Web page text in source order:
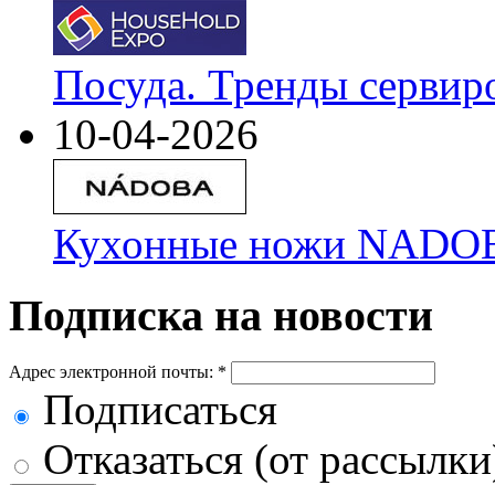
Посуда. Тренды
10-04-2026
Кухонные ножи
Подписка на новости
Адрес электронной почты: *
Подписаться
Отказаться (от